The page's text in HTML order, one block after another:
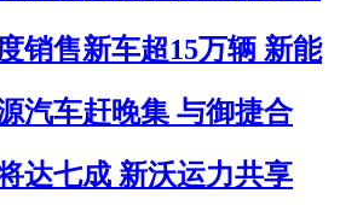
销售新车超15万辆 新能
汽车赶晚集 与御捷合
达七成 新沃运力共享